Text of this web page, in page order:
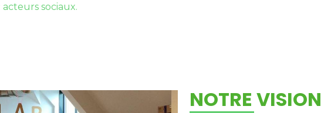
acteurs sociaux.
NOTRE VISION